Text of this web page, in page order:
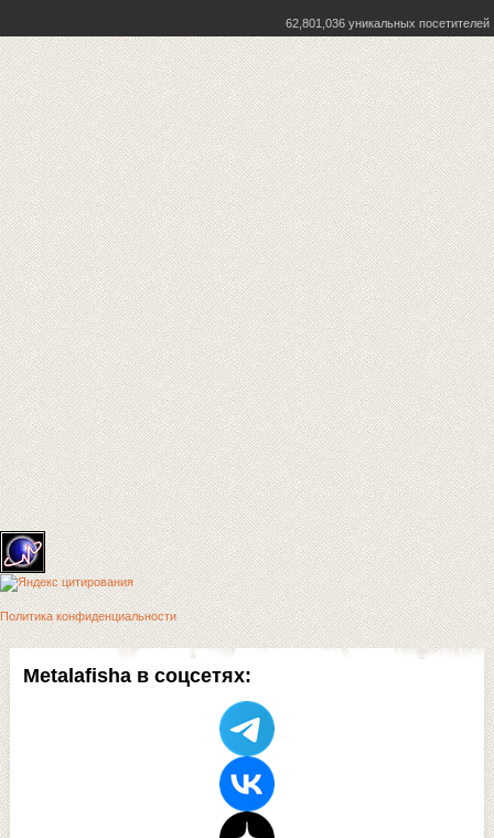
Metalafisha в соцсетях:
62,801,036 уникальных посетителей
Политика конфиденциальности